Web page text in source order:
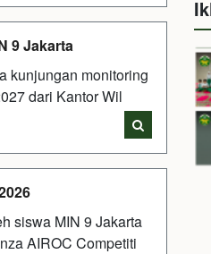
9 Jakarta
kunjungan monitoring
dari Kantor Wil
siswa MIN 9 Jakarta
AIROC Competiti